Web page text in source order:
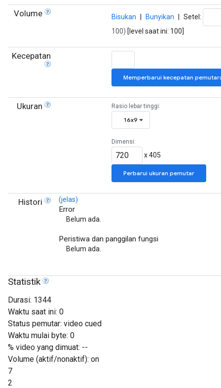
Volume Bisukan Bunyikan
Setel:
100) [level saat ini: 100]
Kecepatan
Memperbarui kecepatan
Ukuran Rasio lebar tinggi:
16x9
Dimensi:
x405
Perbarui ukuran pemutar
Histori (jelas)
Error
Belum ada.
Peristiwa dan panggilan fungsi
Belum ada.
Statistik
Durasi: 1344
Waktu saat ini: 0
Status pemutar: video cued
Waktu mulai byte: 0
% video yang dimuat: --
Volume (aktif/nonaktif): on
7
2